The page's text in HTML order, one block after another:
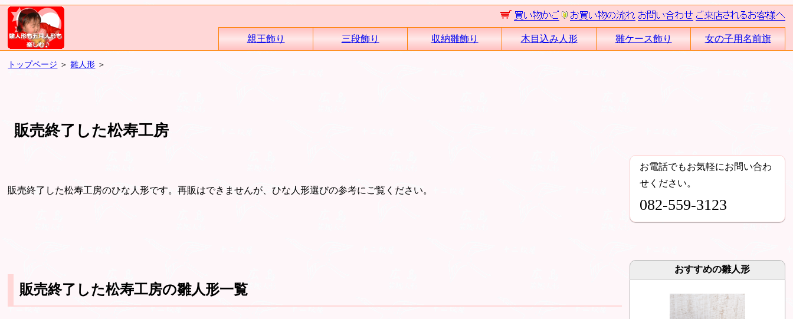
親王飾り 三段飾り 収納雛飾り 木目込み人形 雛ケース飾り 女の子用名前旗
トップページ ＞雛人形 ＞
販売終了した松寿工房
販売終了した松寿工房のひな人形です。再販はできませんが、ひな人形選びの参考にご覧ください。
販売終了した松寿工房の雛人形一覧
お電話でもお気軽にお問い合わ
せください。
082-559-3123
おすすめの雛人形